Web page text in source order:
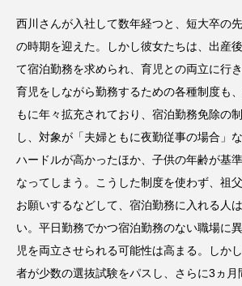
西川さんが入社して数年経つと、短大卒の
の時期を迎えた。しかし彼女たちは、出産
て宿泊勤務を求められ、育児との両立に行き
育児をしながら勤務するための各種制度も
もに年々拡充されており、宿泊勤務免除の
し、対象が「夫婦ともに夜勤従事の場合」
ハードルが高かったほか、子供の年齢が基
なってしまう。こうした制度を使わず、祖
お願いするなどして、宿泊勤務に入れる人
い。平日勤務でかつ宿泊勤務のない職場に
児を両立させられる可能性は高まる。しか
者が少数の選抜試験をパスし、さらに3ヵ